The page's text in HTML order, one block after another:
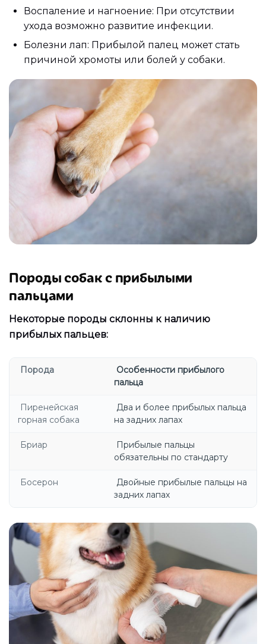
Воспаление и нагноение: При отсутствии
ухода возможно развитие инфекции.
Болезни лап: Прибылой палец может стать
причиной хромоты или болей у собаки.
Породы собак с прибылыми
пальцами
Некоторые породы склонны к наличию
прибылых пальцев:
Порода
Особенности прибылого
пальца
Пиренейская
горная собака
Два и более прибылых пальца
на задних лапах
Бриар
Прибылые пальцы
обязательны по стандарту
Босерон
Двойные прибылые пальцы на
задних лапах